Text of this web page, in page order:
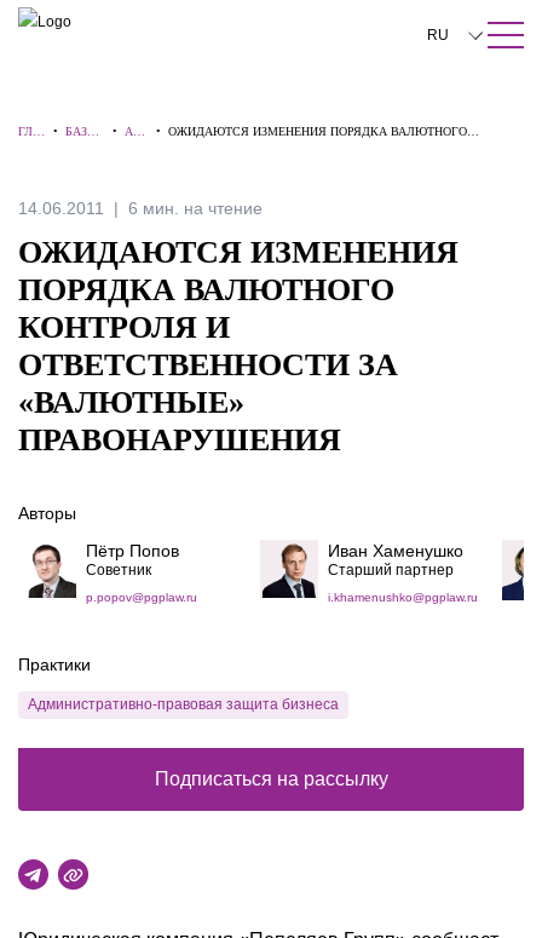
ПОИСК ПО САЙТУ Закрыть
RU
中文
ГЛА
• БАЗА
• АЛЕ
•ОЖИДАЮТСЯ ИЗМЕНЕНИЯ ПОРЯДКА ВАЛЮТНОГО
14.06.2011 6 мин. на чтение
ОЖИДАЮТСЯ ИЗМЕНЕНИЯ
ПОРЯДКА ВАЛЮТНОГО
КОНТРОЛЯ И
ОТВЕТСТВЕННОСТИ ЗА
«ВАЛЮТНЫЕ»
ПРАВОНАРУШЕНИЯ
Авторы
Пётр Попов
Советник
p.popov@pgplaw.ru
Иван Хаменушко
Старший партнер
i.khamenushko@pgplaw.ru
Практики
Административно-правовая защита бизнеса
Подписаться на рассылку